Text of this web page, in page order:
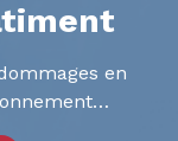
en